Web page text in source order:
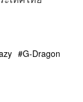
G-Dragon